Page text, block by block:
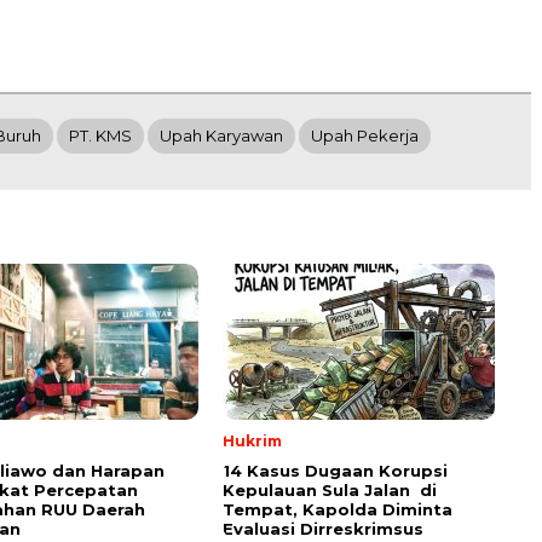
PT. KMS Upah Karyawan Upah Pekerja
dan Harapan
Percepatan
RUU Daerah
Hukrim
14 Kasus Dugaan Korupsi
Kepulauan Sula Jalan di
Tempat, Kapolda Diminta
Evaluasi Dirreskrimsus